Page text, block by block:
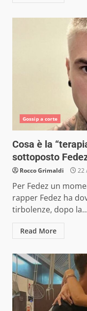
Gossip a corte
Cosa è la
sottoposto
Rocco Grimaldi 22
Per Fedez un
rapper Fedez ha
tirbolenze, dopo la...
Read More